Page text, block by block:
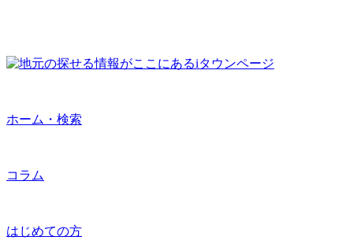
ホーム・検索
コラム
はじめての方